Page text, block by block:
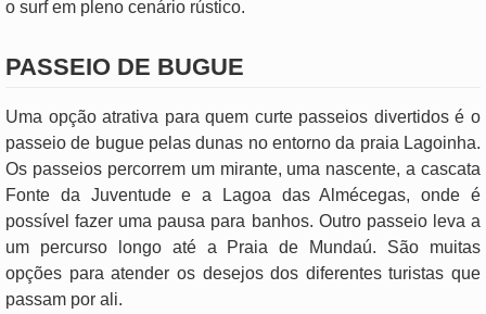
o surf em pleno cenário rústico.
PASSEIO DE BUGUE
Uma opção atrativa para quem curte passeios divertidos é o
passeio de bugue pelas dunas no entorno da praia Lagoinha.
Os passeios percorrem um mirante, uma nascente, a cascata
Fonte da Juventude e a Lagoa das Almécegas, onde é
possível fazer uma pausa para banhos. Outro passeio leva a
um percurso longo até a Praia de Mundaú. São muitas
opções para atender os desejos dos diferentes turistas que
passam por ali.